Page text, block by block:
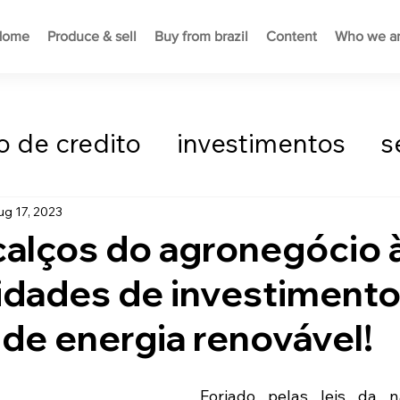
Produce & sell Buy from brazil Content Who we
de credito investimentos
Mercado de
Comércio Exterior
do agronegócio
de
energia renovável!
17, 2023